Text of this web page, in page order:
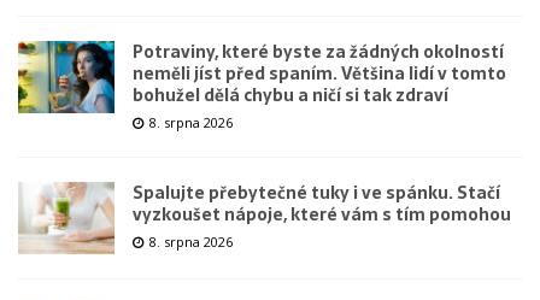
Potraviny, které byste za žádných okolností
neměli jíst před spaním. Většina lidí v tomto
bohužel dělá chybu a ničí si tak zdraví
8. srpna 2026
Spalujte přebytečné tuky i ve spánku. Stačí
vyzkoušet nápoje, které vám s tím pomohou
8. srpna 2026